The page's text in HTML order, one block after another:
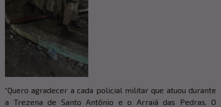
“Quero agradecer a cada policial militar que atuou durante
a Trezena de Santo Antônio e o Arraiá das Pedras. O